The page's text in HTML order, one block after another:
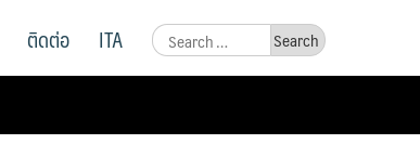
Search
for:
ติดต่อ ITA